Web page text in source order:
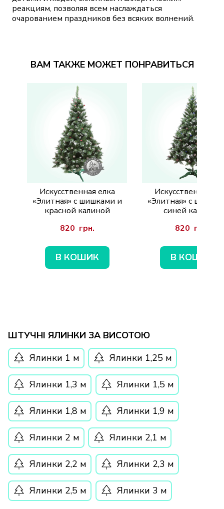
реакциям, позволяя всем наслаждаться
очарованием праздников без всяких волнений.
ВАМ ТАКЖЕ МОЖЕТ ПОНРАВИТЬСЯ
Искусственная елка
«Элитная» с шишками и
красной калиной
820  грн.
В КОШИК
Искусственная
«Элитная» с
синей калиной
820  грн.
В КОШИК
Ялинки 3 м
Ялинки 2,5 м
Ялинки 2,3 м
Ялинки 2,2 м
Ялинки 2,1 м
Ялинки 2 м
Ялинки 1,9 м
Ялинки 1,8 м
Ялинки 1,5 м
Ялинки 1,3 м
Ялинки 1,25 м
Ялинки 1 м
ШТУЧНІ ЯЛИНКИ ЗА ВИСОТОЮ